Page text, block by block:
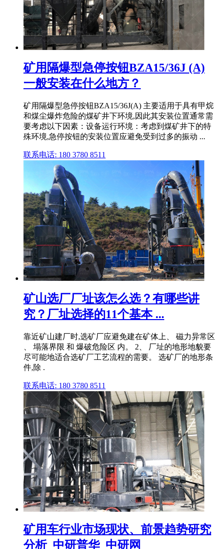
矿用隔爆型急停按钮BZA15/36J (A)
一般安装在什么地方？
矿用隔爆型急停按钮BZA15/36J(A) 主要适用于具有甲烷
和煤尘爆炸危险的煤矿井下环境,因此其安装位置通常需
要考虑以下因素：设备运行环境：考虑到煤矿井下的特
殊环境,急停按钮的安装位置应避免受到过多的振动 ...
联系电话: 180 3780 8511
矿山选厂厂址该怎么选？有哪些讲
究？厂址选择的11个基本 ...
靠近矿山建厂时,选矿厂应避免建在矿体上、 磁力异常区
、 塌落界限 和 爆破危险区 内。 2、 厂址的地形地貌要
尽可能地适合选矿厂工艺流程的需要。 选矿厂的地形条
件,除 .
联系电话: 180 3780 8511
矿用车行业市场现状、前景趋势研究
分析_中研普华_中研网